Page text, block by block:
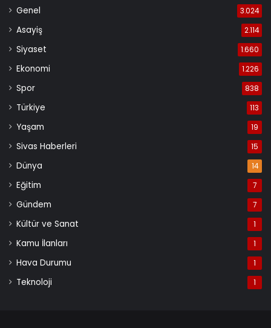
Genel 3.024
Asayiş 2.114
Siyaset 1.660
Ekonomi 1.226
Spor 838
Türkiye 113
Yaşam 19
Sivas Haberleri 15
Dünya 14
Eğitim 7
Gündem 7
Kültür ve Sanat 1
Kamu İlanları 1
Hava Durumu 1
Teknoloji 1